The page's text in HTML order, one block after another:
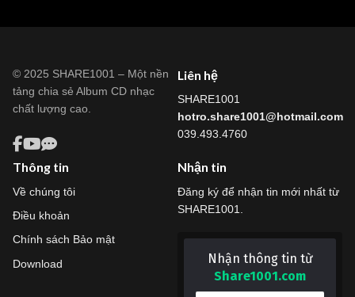
© 2025 SHARE1001 – Một nền
tảng chia sẻ Album CD nhạc
chất lượng cao.
Liên hệ
SHARE1001
hotro.share1001@hotmail.com
039.493.4760
Thông tin
Về chúng tôi
Điều khoản
Chính sách Bảo mật
Download
Nhận tin
Đăng ký để nhận tin mới nhất từ
SHARE1001.
Nhận thông tin từ
Share1001.com